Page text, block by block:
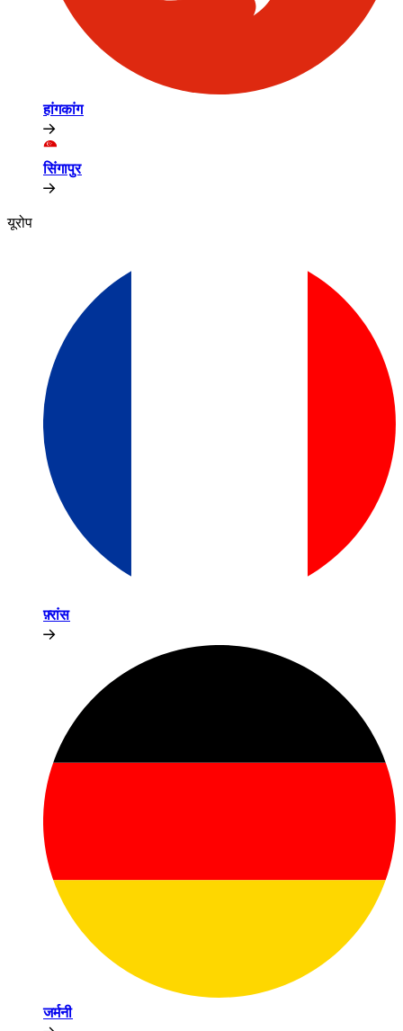
हांगकांग​​
सिंगापुर​​
यूरोप​​
फ़्रांस​​
जर्मनी​​